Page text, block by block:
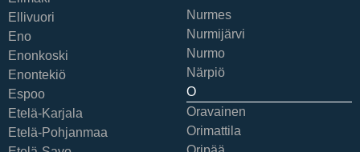
Ellivuori
Eno
Enonkoski
Enontekiö
Espoo
Etelä-Karjala
Etelä-Pohjanmaa
Nurmes
Nurmijärvi
Nurmo
Närpiö
O
Oravainen
Orimattila